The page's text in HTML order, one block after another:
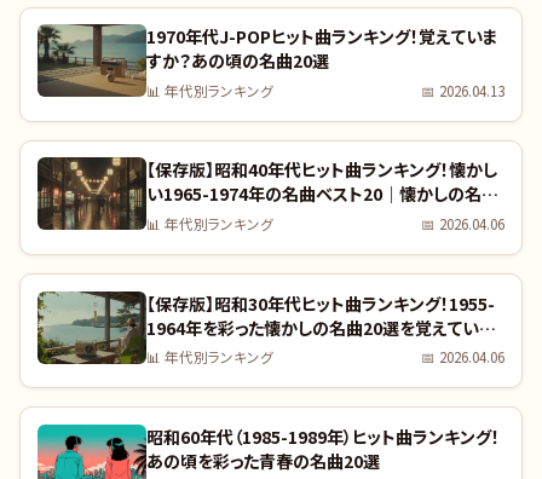
1970年代J-POPヒット曲ランキング！覚えていま
すか？あの頃の名曲20選
📊 年代別ランキング 📅 2026.04.13
【保存版】昭和40年代ヒット曲ランキング！懐かし
い1965-1974年の名曲ベスト20｜懐かしの名曲
完全リスト
📊 年代別ランキング 📅 2026.04.06
【保存版】昭和30年代ヒット曲ランキング！1955-
1964年を彩った懐かしの名曲20選を覚えていま
すか？｜全曲リスト付き
📊 年代別ランキング 📅 2026.04.06
昭和60年代（1985-1989年）ヒット曲ランキング！
あの頃を彩った青春の名曲20選